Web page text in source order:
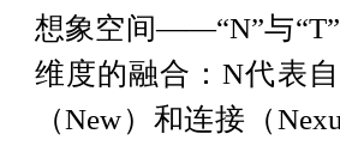
想象空间——“N”与
维度的融合：N代表
（New）和连接（